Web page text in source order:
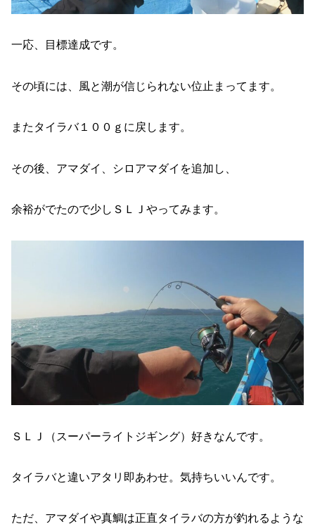
一応、目標達成です。
その頃には、風と潮が信じられない位止まってます。
またタイラバ１００ｇに戻します。
その後、アマダイ、シロアマダイを追加し、
余裕がでたので少しＳＬＪやってみます。
ＳＬＪ（スーパーライトジギング）好きなんです。
タイラバと違いアタリ即あわせ。気持ちいいんです。
ただ、アマダイや真鯛は正直タイラバの方が釣れるような